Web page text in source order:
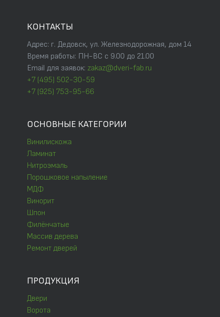
КОНТАКТЫ
Адрес: г. Дедовск, ул. Железнодорожная, дом 14
Время работы: ПН-ВС с 9.00 до 21.00
Email для заявок: zakaz@dveri-fab.ru
+7 (495) 502-30-59
+7 (925) 753-95-66
ОСНОВНЫЕ КАТЕГОРИИ
Винилискожа
Ламинат
Нитроэмаль
Порошковое напыление
МДФ
Винорит
Шпон
Филёнчатые
Массив дерева
Ремонт дверей
ПРОДУКЦИЯ
Двери
Ворота